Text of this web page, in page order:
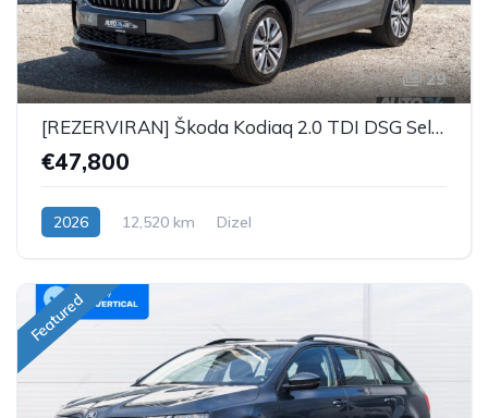
29
[REZERVIRAN] Škoda Kodiaq 2.0 TDI DSG Selection Plus - 7 SJEDALA
€47,800
2026 12,520 km Dizel
Featured